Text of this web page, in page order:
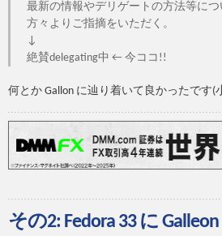
最新の情報やデリゲートの方法等に
方々よりご指摘をいただく。
↓
絶賛delegating中 ← 今ココ!!
何とか Gallon に辿り着いて良かったです(
その2: Fedora 33 に